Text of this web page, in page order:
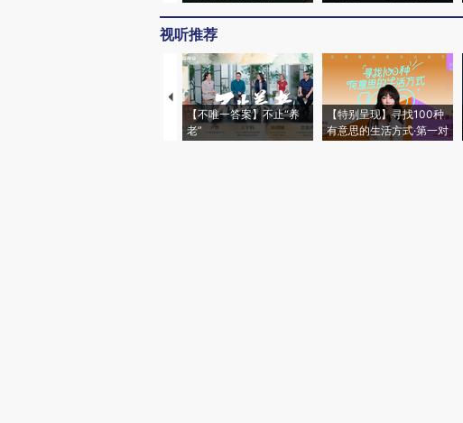
视听推荐
【不唯一答案】不止“养
老”
【特别呈现】寻找100种
有意思的生活方式·第一对